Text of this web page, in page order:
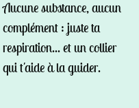
Aucune substance, aucun
complément : juste ta
respiration... et un collier
qui t'aide à la guider.